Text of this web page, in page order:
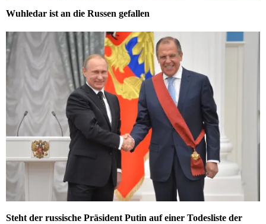
Wuhledar ist an die Russen gefallen
Steht der russische Präsident Putin auf einer Todesliste der